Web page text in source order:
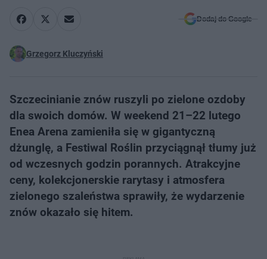
Dodaj do Google
Grzegorz Kluczyński
Szczecinianie znów ruszyli po zielone ozdoby
dla swoich domów. W weekend 21–22 lutego
Enea Arena zamieniła się w gigantyczną
dżunglę, a Festiwal Roślin przyciągnął tłumy już
od wczesnych godzin porannych. Atrakcyjne
ceny, kolekcjonerskie rarytasy i atmosfera
zielonego szaleństwa sprawiły, że wydarzenie
znów okazało się hitem.